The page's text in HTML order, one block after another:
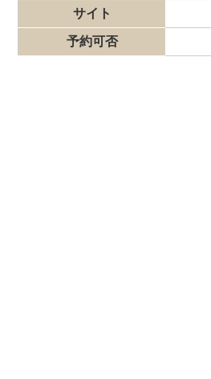
サイト
予約可否